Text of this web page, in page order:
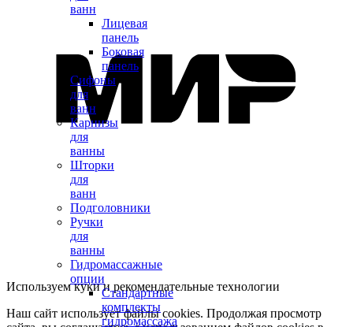
ванн
Лицевая
панель
Боковая
панель
Сифоны
для
ванн
Карнизы
для
ванны
Шторки
для
ванн
Подголовники
Ручки
для
ванны
Гидромассажные
опции
Стандартные
комплекты
гидромассажа
Используем куки и рекомендательные технологии
Наш сайт использует файлы cookies. Продолжая просмотр